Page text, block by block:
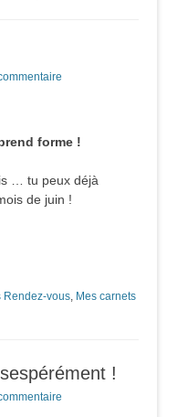
forme !
… tu peux déjà
de juin !
Rendez-vous, Mes carnets
!